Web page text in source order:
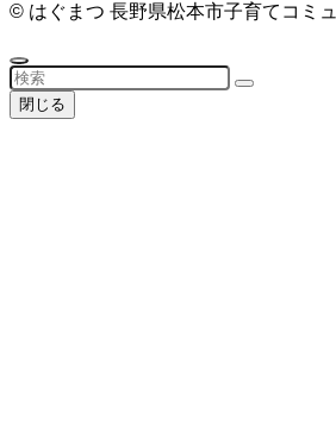
© はぐまつ 長野県松本市子育てコミ
閉じる